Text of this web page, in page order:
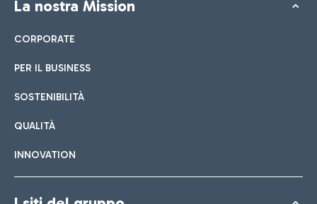
La nostra Mission
CORPORATE
PER IL BUSINESS
SOSTENIBILITÀ
QUALITÀ
INNOVATION